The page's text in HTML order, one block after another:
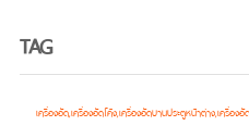
TAG
เครื่องอัด,เครื่องอัดโค้ง,เครื่องอัดบานประตูหน้าต่าง,เครื่อง